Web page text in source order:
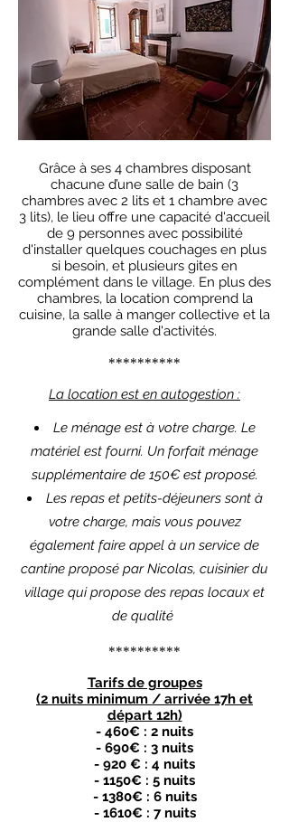
Grâce à ses 4 chambres disposant
chacune d’une salle de bain (3
chambres avec 2 lits et 1 chambre avec
3 lits), le lieu offre une capacité d'accueil
de 9 personnes avec possibilité
d'installer quelques couchages en plus
si besoin, et plusieurs gites en
complément dans le village. En plus des
chambres, la location comprend la
cuisine, la salle à manger collective et la
grande salle d'activités.
**********
La location est en autogestion :
Le ménage est à votre charge. Le
matériel est fourni. Un forfait ménage
supplémentaire de 150€ est proposé.
Les repas et petits-déjeuners sont à
votre charge, mais vous pouvez
également faire appel à un service de
cantine proposé par Nicolas, cuisinier du
village qui propose des repas locaux et
de qualité
**********
Tarifs de groupes
(2 nuits minimum / arrivée 17h et
départ 12h)
- 460€ : 2 nuits
- 690€ : 3 nuits
- 920 € : 4 nuits
- 1150€ : 5 nuits
- 1380€ : 6 nuits
- 1610€ : 7 nuits